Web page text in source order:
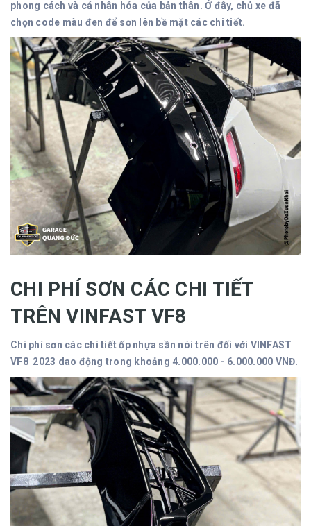
phong cách và cá nhân hóa của bản thân. Ở đây, chủ xe đã
chọn code màu đen để sơn lên bề mặt các chi tiết.
CHI PHÍ SƠN CÁC CHI TIẾT
TRÊN VINFAST VF8
Chi phí sơn các chi tiết ốp nhựa sần nói trên đối với VINFAST
VF8 2023 dao động trong khoảng 4.000.000 - 6.000.000 VNĐ.